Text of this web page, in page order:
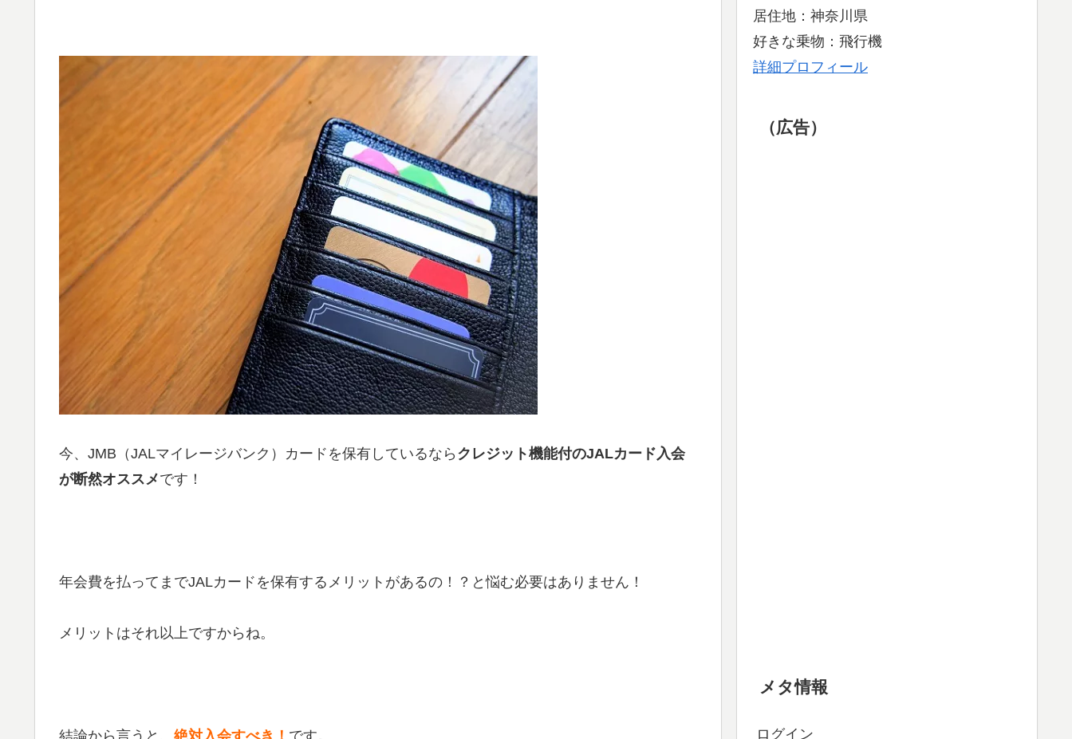
今、JMB（JALマイレージバンク）カードを保有しているなら クレジット機能付のJALカード入会
が断然オススメです！
年会費を払ってまでJALカードを保有するメリットがあるの！？と悩む必要はありません！
メリットはそれ以上ですからね。
結論から言うと、 絶対入会すべき！ です。
居住地：神奈川県
好きな乗物：飛行機
詳細プロフィール
（広告）
メタ情報
ログイン